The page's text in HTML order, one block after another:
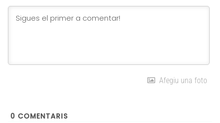
Afegiu una foto
0 COMENTARIS